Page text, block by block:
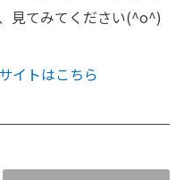
見てみてください(^o^)
イトはこちら